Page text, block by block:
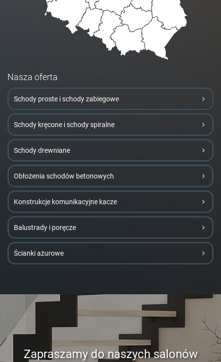
Nasza oferta
Schody proste i schody zabiegowe
Schody kręcone i schody spiralne
Schody drewniane
Obłożenia schodów betonowych
Konstrukcje komunikacyjne kacze
Balustrady i poręcze
Ścianki ażurowe
Zapraszamy do naszych salonów